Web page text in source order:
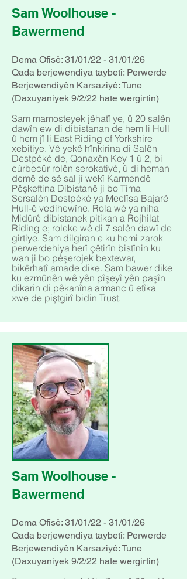
Sam Woolhouse -
Bawermend
Dema Ofîsê: 31/01/22 - 31/01/26
Qada berjewendiya taybetî: Perwerde
Berjewendiyên Karsaziyê: Tune
(Daxuyaniyek 9/2/22 hate wergirtin)
Sam mamosteyek jêhatî ye, û 20 salên
dawîn ew di dibistanan de hem li Hull
û hem jî li East Riding of Yorkshire
xebitiye. Vê yekê hînkirina di Salên
Destpêkê de, Qonaxên Key 1 û 2, bi
cûrbecûr rolên serokatiyê, û di heman
demê de sê sal jî wekî Karmendê
Pêşkeftina Dibistanê ji bo Tîma
Sersalên Destpêkê ya Meclîsa Bajarê
Hull-ê vedihewîne. Rola wê ya niha
Midûrê dibistanek pitikan a Rojhilat
Riding e; roleke wê di 7 salên dawî de
girtiye. Sam dilgiran e ku hemî zarok
perwerdehiya herî çêtirîn bistînin ku
wan ji bo pêşerojek bextewar,
bikêrhatî amade dike. Sam bawer dike
ku ezmûnên wê yên pîşeyî yên paşîn
dikarin di pêkanîna armanc û etîka
xwe de piştgirî bidin Trust.
Sam Woolhouse -
Bawermend
Dema Ofîsê: 31/01/22 - 31/01/26
Qada berjewendiya taybetî: Perwerde
Berjewendiyên Karsaziyê: Tune
(Daxuyaniyek 9/2/22 hate wergirtin)